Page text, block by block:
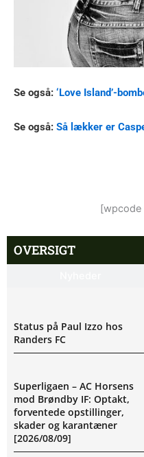
Se også: ‘Love Island’-
Se også: Så lækker er
OVERSIGT
Status på Paul Izzo hos
Randers FC
Superligaen – AC Horsens
mod Brøndby IF: Optakt,
forventede opstillinger,
skader og karantæner
[2026/08/09]